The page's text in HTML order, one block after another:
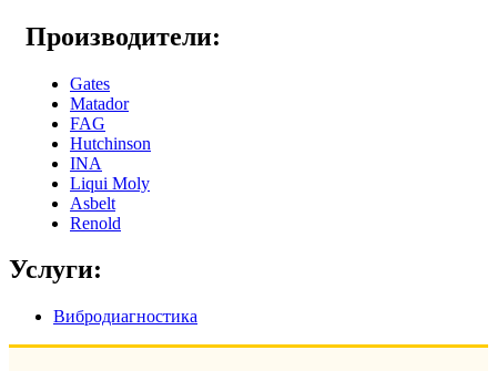
Производители:
Gates
Matador
FAG
Hutchinson
INA
Liqui Moly
Asbelt
Renold
Услуги:
Вибродиагностика